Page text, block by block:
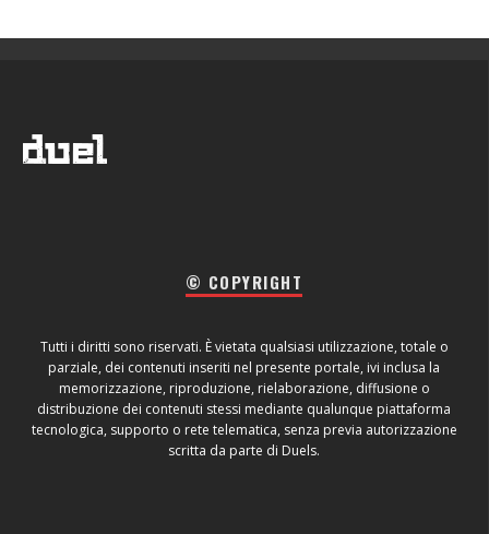
© COPYRIGHT
Tutti i diritti sono riservati. È vietata qualsiasi utilizzazione, totale o
parziale, dei contenuti inseriti nel presente portale, ivi inclusa la
memorizzazione, riproduzione, rielaborazione, diffusione o
distribuzione dei contenuti stessi mediante qualunque piattaforma
tecnologica, supporto o rete telematica, senza previa autorizzazione
scritta da parte di Duels.